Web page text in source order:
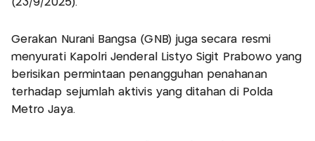
(23/9/2025).
Gerakan Nurani Bangsa (GNB) juga secara resmi
menyurati Kapolri Jenderal Listyo Sigit Prabowo yang
berisikan permintaan penangguhan penahanan
terhadap sejumlah aktivis yang ditahan di Polda
Metro Jaya.